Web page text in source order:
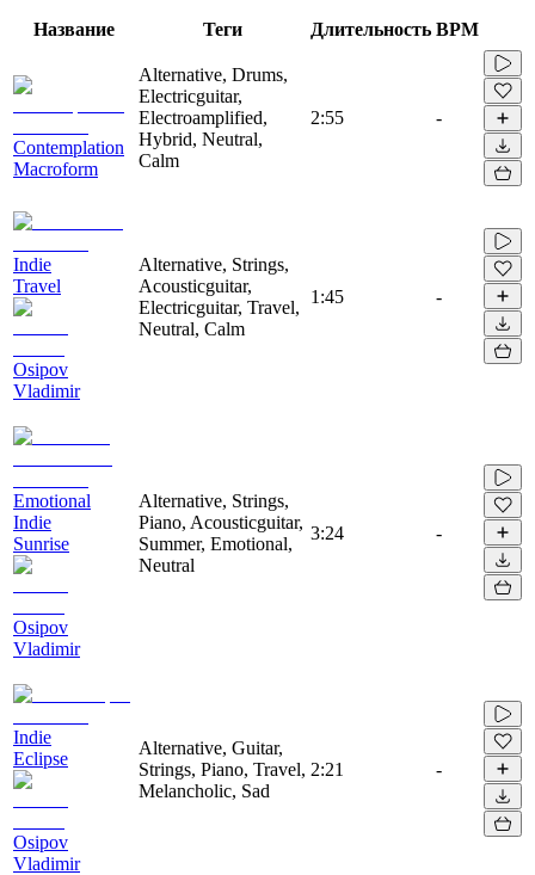
Название Теги Длительность BPM
Contemplation
Macroform
Alternative, Drums,
Electricguitar,
Electroamplified,
Hybrid, Neutral,
Calm
2:55 -
Indie
Travel
Osipov
Vladimir
Alternative, Strings,
Acousticguitar,
Electricguitar, Travel,
Neutral, Calm
1:45 -
Emotional
Indie
Sunrise
Osipov
Vladimir
Alternative, Strings,
Piano, Acousticguitar,
Summer, Emotional,
Neutral
3:24 -
Indie
Eclipse
Osipov
Vladimir
Alternative, Guitar,
Strings, Piano, Travel,
Melancholic, Sad
2:21 -